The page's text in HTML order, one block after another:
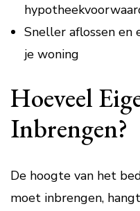
Sneller aflossen en
je woning
Hoeveel
Inbrengen?
De hoogte van het
moet inbrengen,